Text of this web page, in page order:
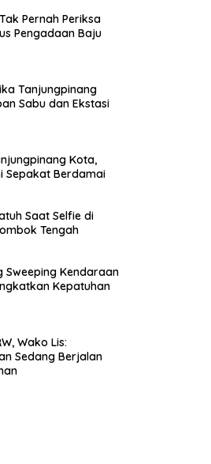
Pernah Periksa
Pengadaan Baju
Tanjungpinang
Sabu dan Ekstasi
Kota,
Sepakat Berdamai
Saat Selfie di
Tengah
Sweeping Kendaraan
Kepatuhan
Wako Lis:
Sedang Berjalan